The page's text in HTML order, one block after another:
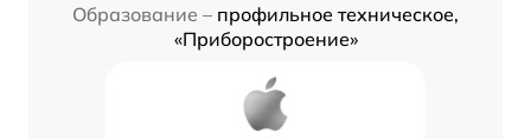
Образование – профильное техническое,
«Приборостроение»